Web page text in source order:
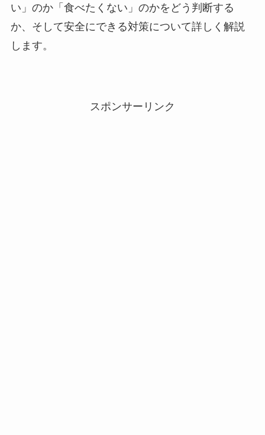
い」のか「食べたくない」のかをどう判断する
か、そして安全にできる対策について詳しく解説
します。
スポンサーリンク